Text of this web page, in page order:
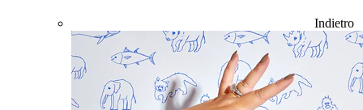
Indietro